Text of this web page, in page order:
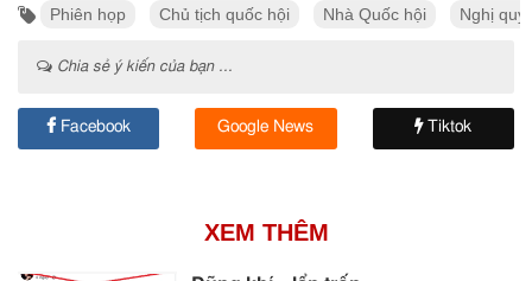
Phiên họp Chủ tịch quốc hội Nhà Quốc hội Nghị
Chia sẻ ý kiến của bạn ...
Facebook Google News Tiktok
XEM THÊM